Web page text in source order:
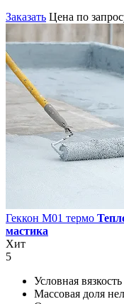
Заказать Цена по
Геккон М01 термо
мастика
Хит
5
Условная
Массовая доля